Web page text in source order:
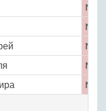
No
No
No
No
No